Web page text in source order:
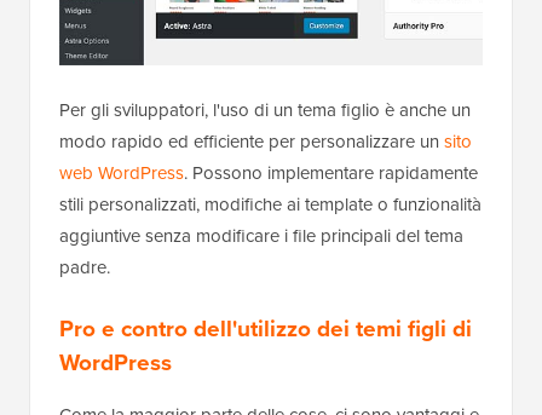
Per gli sviluppatori, l'uso di un tema figlio è anche un
modo rapido ed efficiente per personalizzare un sito
web WordPress. Possono implementare rapidamente
stili personalizzati, modifiche ai template o funzionalità
aggiuntive senza modificare i file principali del tema
padre.
Pro e contro dell'utilizzo dei temi figli di
WordPress